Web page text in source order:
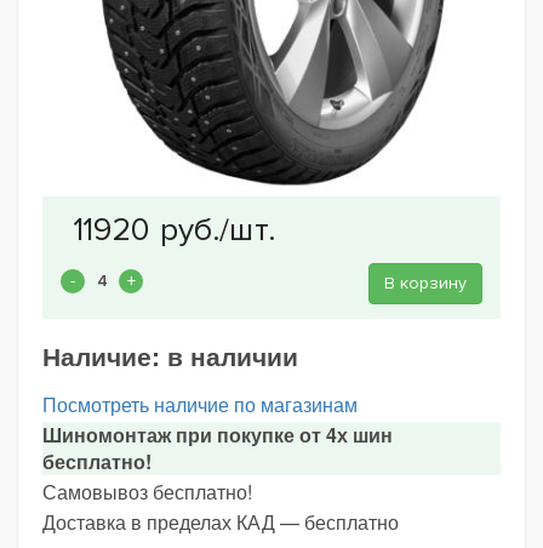
В корзину
Наличие: в наличии
Посмотреть наличие по магазинам
Шиномонтаж при покупке от 4х шин
бесплатно!
Самовывоз бесплатно!
Доставка в пределах КАД — бесплатно